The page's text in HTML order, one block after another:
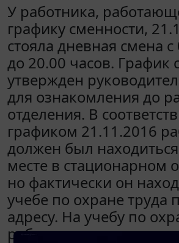
У работника,
графику сменности,
стояла дневная смена
до 20.00 часов. График
утвержден
для ознакомления до
отделения. В
графиком 21.11.2016
должен был
месте в стационарном
но фактически он
учебе по охране труда
адресу. На учебу по
работник направлен